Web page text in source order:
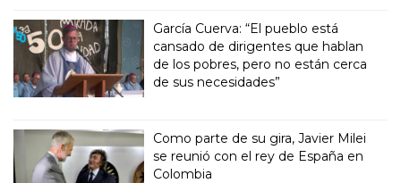
García Cuerva: “El pueblo está
cansado de dirigentes que hablan
de los pobres, pero no están cerca
de sus necesidades”
Como parte de su gira, Javier Milei
se reunió con el rey de España en
Colombia